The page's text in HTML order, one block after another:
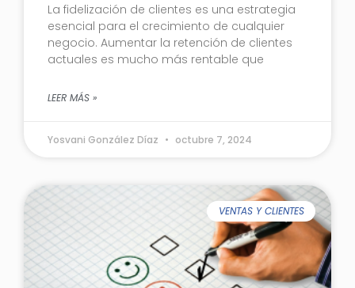
La fidelización de clientes es una estrategia
esencial para el crecimiento de cualquier
negocio. Aumentar la retención de clientes
actuales es mucho más rentable que
LEER MÁS »
Yosvani González Díaz octubre 7, 2024
VENTAS Y CLIENTES